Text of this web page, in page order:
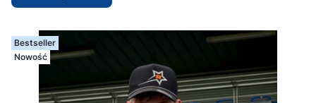
Bestseller
Nowość